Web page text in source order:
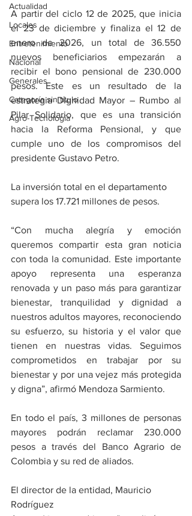
Actualidad
Locales
Entretenimiento
Nacional
Generales
Categoría sin título
Agro-Tecnología
A partir del ciclo 12 de 2025, que inicia
el 23 de diciembre y finaliza el 12 de
enero de 2026, un total de 36.550
nuevos beneficiarios empezarán a
recibir el bono pensional de 230.000
pesos. Este es un resultado de la
estrategia Dignidad Mayor – Rumbo al
Pilar Solidario, que es una transición
hacia la Reforma Pensional, y que
cumple uno de los compromisos del
presidente Gustavo Petro.
La inversión total en el departamento
supera los 17.721 millones de pesos.
“Con mucha alegría y emoción
queremos compartir esta gran noticia
con toda la comunidad. Este importante
apoyo representa una esperanza
renovada y un paso más para garantizar
bienestar, tranquilidad y dignidad a
nuestros adultos mayores, reconociendo
su esfuerzo, su historia y el valor que
tienen en nuestras vidas. Seguimos
comprometidos en trabajar por su
bienestar y por una vejez más protegida
y digna”, afirmó Mendoza Sarmiento.
En todo el país, 3 millones de personas
mayores podrán reclamar 230.000
pesos a través del Banco Agrario de
Colombia y su red de aliados.
El director de la entidad, Mauricio
Rodríguez